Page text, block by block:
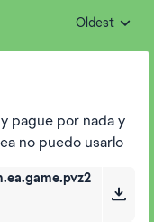
Replies
Oldest
pague por nada y
no puedo usarlo